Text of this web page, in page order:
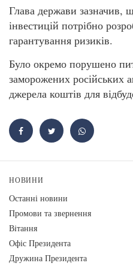
Глава держави зазначив,
інвестицій потрібно
гарантування ризиків.
Було окремо порушено
заморожених російських
джерела коштів для
НОВИНИ
Останні новини
Промови та звернення
Вiтання
Офіс Президента
Дружина Президента